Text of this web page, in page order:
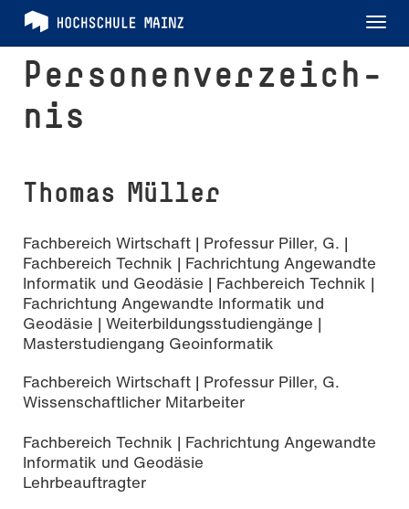
Per­so­nen­ver­zeich­
nis
Thomas Müller
Fachbereich Wirtschaft | Professur Piller, G. |
Fachbereich Technik | Fachrichtung Angewandte
Informatik und Geodäsie | Fachbereich Technik |
Fachrichtung Angewandte Informatik und
Geodäsie | Weiterbildungsstudiengänge |
Masterstudiengang Geoinformatik
Fachbereich Wirtschaft | Professur Piller, G.
Wissenschaftlicher Mitarbeiter
Fachbereich Technik | Fachrichtung Angewandte
Informatik und Geodäsie
Lehrbeauftragter